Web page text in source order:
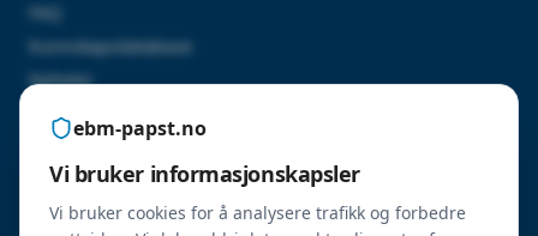
ebm-papst.no
Vi bruker informasjonskapsler
Vi bruker cookies for å analysere trafikk og forbedre
FAQ
Kunnskapsdatabase
Nyheter
Kontakt oss
SERTIFISERINGER